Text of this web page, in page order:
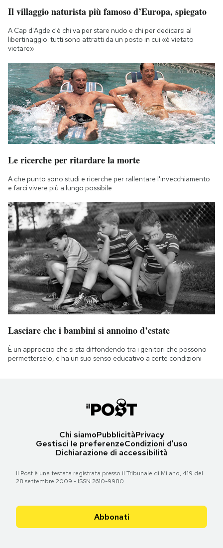
Il villaggio naturista più famoso d’Europa, spiegato
A Cap d'Agde c'è chi va per stare nudo e chi per dedicarsi al
libertinaggio: tutti sono attratti da un posto in cui «è vietato
vietare»
Le ricerche per ritardare la morte
A che punto sono studi e ricerche per rallentare l'invecchiamento
e farci vivere più a lungo possibile
Lasciare che i bambini si annoino d’estate
È un approccio che si sta diffondendo tra i genitori che possono
permetterselo, e ha un suo senso educativo a certe condizioni
Chi siamoPubblicitàPrivacy
Gestisci le preferenzeCondizioni d'uso
Dichiarazione di accessibilità
Il Post è una testata registrata presso il Tribunale di Milano, 419 del
28 settembre 2009 - ISSN 2610-9980
Abbonati